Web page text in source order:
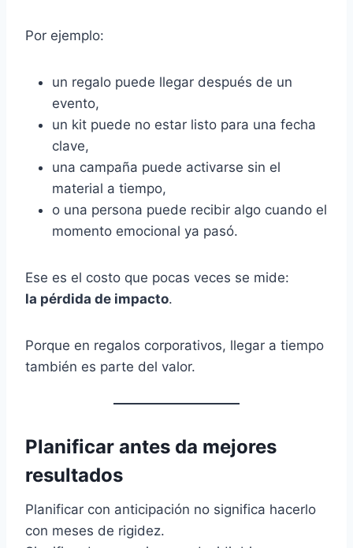
Por ejemplo:
un regalo puede llegar después de un
evento,
un kit puede no estar listo para una fecha
clave,
una campaña puede activarse sin el
material a tiempo,
o una persona puede recibir algo cuando el
momento emocional ya pasó.
Ese es el costo que pocas veces se mide:
la pérdida de impacto.
Porque en regalos corporativos, llegar a tiempo
también es parte del valor.
Planificar antes da mejores
resultados
Planificar con anticipación no significa hacerlo
con meses de rigidez.